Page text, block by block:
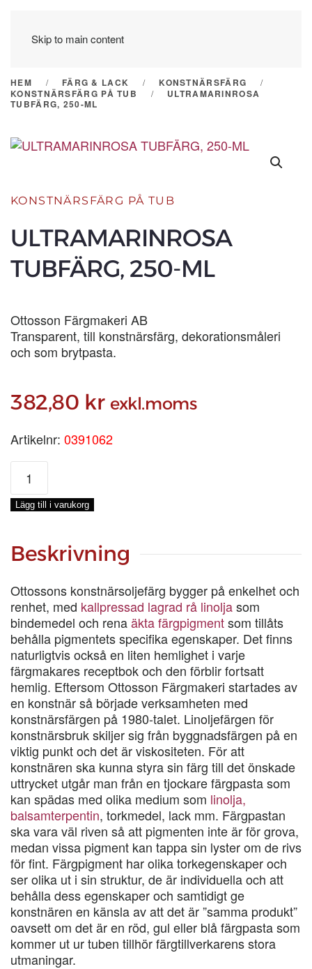
Skip to main content
HEM FÄRG & LACK
KONSTNÄRSFÄRG
KONSTNÄRSFÄRG PÅ TUB
ULTRAMARINROSA
TUBFÄRG, 250-ML
KONSTNÄRSFÄRG PÅ TUB
ULTRAMARINROSA
TUBFÄRG, 250-ML
Ottosson Färgmakeri AB
Transparent, till konstnärsfärg, dekorationsmåleri
och som brytpasta.
382,80 kr exkl.moms
Artikelnr: 0391062
ULTRAMARINROSA
TUBFÄRG,
250-
ML
Lägg till i varukorg
Beskrivning
Ottossons konstnärsoljefärg bygger på enkelhet och
renhet, med kallpressad lagrad rå linoljasom
bindemedel och renaäkta färgpigmentsom tillåts
behålla pigmentets specifika egenskaper. Det finns
naturligtvis också en liten hemlighet i varje
färgmakares receptbok och den förblir fortsatt
hemlig. Eftersom Ottosson Färgmakeri startades av
en konstnär så började verksamheten med
konstnärsfärgen på 1980-talet. Linoljefärgen för
konstnärsbruk skiljer sig från byggnadsfärgen på en
viktig punkt och det är viskositeten. För att
konstnären ska kunna styra sin färg till det önskade
uttrycket utgår man från en tjockare färgpasta som
kan spädas med olika medium som linolja,
balsamterpentin, torkmedel, lack mm. Färgpastan
ska vara väl riven så att pigmenten inte är för grova,
medan vissa pigment kan tappa sin lyster om de rivs
för fint. Färgpigment har olika torkegenskaper och
ser olika ut i sin struktur, de är individuella och att
behålla dess egenskaper och samtidigt ge
konstnären en känsla av att det är ”samma produkt”
oavsett om det är en röd, gul eller blå färgpasta som
kommer ut ur tuben tillhör färgtillverkarens stora
utmaningar.